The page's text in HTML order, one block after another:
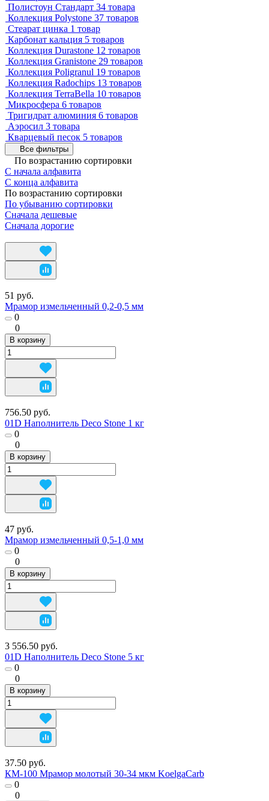
Полистоун Стандарт 34 товара
Коллекция Polystone 37 товаров
Стеарат цинка 1 товар
Карбонат кальция 5 товаров
Коллекция Durastone 12 товаров
Коллекция Granistone 29 товаров
Коллекция Poligranul 19 товаров
Коллекция Radochips 13 товаров
Коллекция TerraBella 10 товаров
Микросфера 6 товаров
Тригидрат алюминия 6 товаров
Аэросил 3 товара
Кварцевый песок 5 товаров
Все фильтры
По возрастанию сортировки
С начала алфавита
С конца алфавита
По возрастанию сортировки
По убыванию сортировки
Сначала дешевые
Сначала дорогие
51 руб.
Мрамор измельченный 0,2-0,5 мм
0
0
В корзину
756.50 руб.
01D Наполнитель Deco Stone 1 кг
0
0
В корзину
47 руб.
Мрамор измельченный 0,5-1,0 мм
0
0
В корзину
3 556.50 руб.
01D Наполнитель Deco Stone 5 кг
0
0
В корзину
37.50 руб.
КМ-100 Мрамор молотый 30-34 мкм KoelgaCarb
0
0